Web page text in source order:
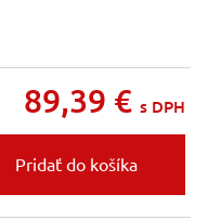
89,39 € s DPH